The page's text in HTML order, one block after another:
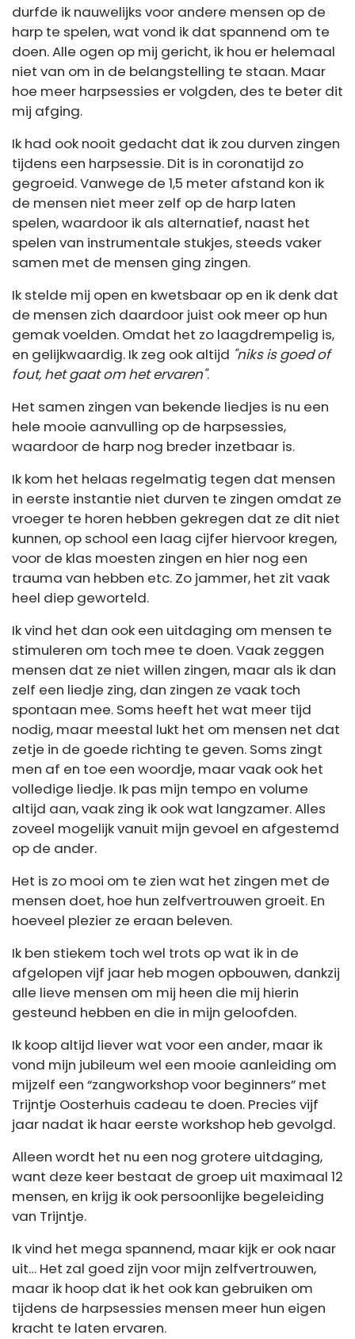
durfde ik nauwelijks voor andere mensen op de
harp te spelen, wat vond ik dat spannend om te
doen. Alle ogen op mij gericht, ik hou er helemaal
niet van om in de belangstelling te staan. Maar
hoe meer harpsessies er volgden, des te beter dit
mij afging.
Ik had ook nooit gedacht dat ik zou durven zingen
tijdens een harpsessie. Dit is in coronatijd zo
gegroeid. Vanwege de 1,5 meter afstand kon ik
de mensen niet meer zelf op de harp laten
spelen, waardoor ik als alternatief, naast het
spelen van instrumentale stukjes, steeds vaker
samen met de mensen ging zingen.
Ik stelde mij open en kwetsbaar op en ik denk dat
de mensen zich daardoor juist ook meer op hun
gemak voelden. Omdat het zo laagdrempelig is,
en gelijkwaardig. Ik zeg ook altijd "niks is goed of
fout, het gaat om het ervaren".
Het samen zingen van bekende liedjes is nu een
hele mooie aanvulling op de harpsessies,
waardoor de harp nog breder inzetbaar is.
Ik kom het helaas regelmatig tegen dat mensen
in eerste instantie niet durven te zingen omdat ze
vroeger te horen hebben gekregen dat ze dit niet
kunnen, op school een laag cijfer hiervoor kregen,
voor de klas moesten zingen en hier nog een
trauma van hebben etc. Zo jammer, het zit vaak
heel diep geworteld.
Ik vind het dan ook een uitdaging om mensen te
stimuleren om toch mee te doen. Vaak zeggen
mensen dat ze niet willen zingen, maar als ik dan
zelf een liedje zing, dan zingen ze vaak toch
spontaan mee. Soms heeft het wat meer tijd
nodig, maar meestal lukt het om mensen net dat
zetje in de goede richting te geven. Soms zingt
men af en toe een woordje, maar vaak ook het
volledige liedje. Ik pas mijn tempo en volume
altijd aan, vaak zing ik ook wat langzamer. Alles
zoveel mogelijk vanuit mijn gevoel en afgestemd
op de ander.
Het is zo mooi om te zien wat het zingen met de
mensen doet, hoe hun zelfvertrouwen groeit. En
hoeveel plezier ze eraan beleven.
Ik ben stiekem toch wel trots op wat ik in de
afgelopen vijf jaar heb mogen opbouwen, dankzij
alle lieve mensen om mij heen die mij hierin
gesteund hebben en die in mijn geloofden.
Ik koop altijd liever wat voor een ander, maar ik
vond mijn jubileum wel een mooie aanleiding om
mijzelf een “zangworkshop voor beginners” met
Trijntje Oosterhuis cadeau te doen. Precies vijf
jaar nadat ik haar eerste workshop heb gevolgd.
Alleen wordt het nu een nog grotere uitdaging,
want deze keer bestaat de groep uit maximaal 12
mensen, en krijg ik ook persoonlijke begeleiding
van Trijntje.
Ik vind het mega spannend, maar kijk er ook naar
uit… Het zal goed zijn voor mijn zelfvertrouwen,
maar ik hoop dat ik het ook kan gebruiken om
tijdens de harpsessies mensen meer hun eigen
kracht te laten ervaren.